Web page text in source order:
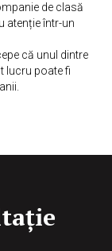
de clasă
atenție într-un
că unul dintre
lucru poate fi